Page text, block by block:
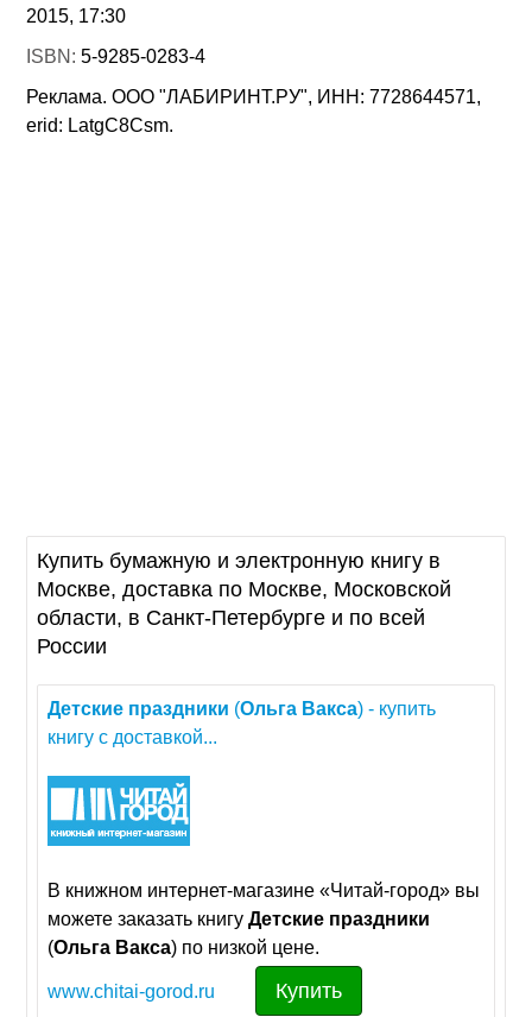
2015, 17:30
ISBN:5-9285-0283-4
Реклама. ООО "ЛАБИРИНТ.РУ", ИНН: 7728644571,
erid: LatgC8Csm.
Купить бумажную и электронную книгу в
Москве, доставка по Москве, Московской
области, в Санкт-Петербурге и по всей
России
Детские праздники (Ольга Вакса) - купить
книгу с доставкой...
В книжном интернет-магазине «Читай-город» вы
можете заказать книгуДетские праздники
(Ольга Вакса) по низкой цене.
www.chitai-gorod.ru Купить